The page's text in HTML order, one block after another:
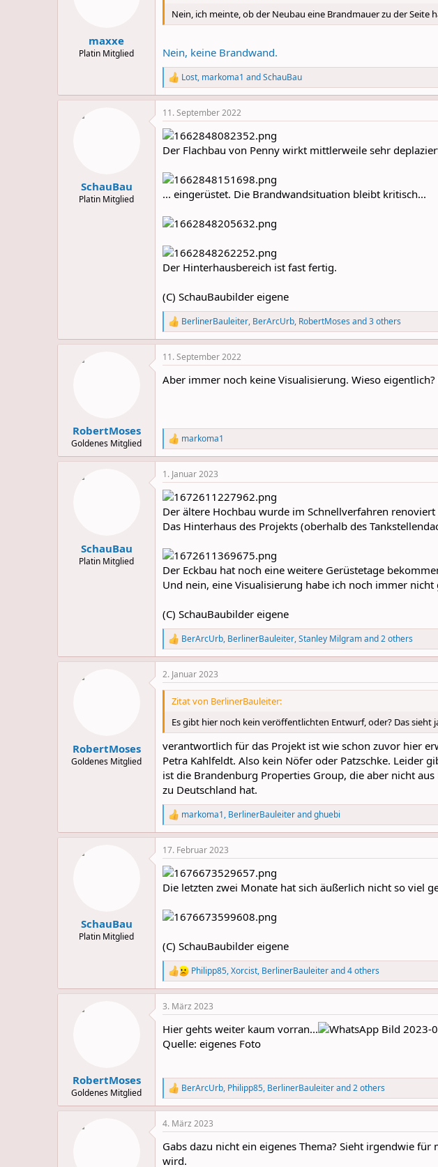
s
maxxe
Platin Mitglied
Nein, ich meinte, ob der Neubau eine Brandmauer zu der
Nein, keine Brandwand.
R
e
a
c
t
i
o
s
:
Lost, markoma1 andSchauBau
SchauBau
Platin Mitglied
11. September 2022
Der Flachbau von Penny wirkt mittlerweile sehr
... eingerüstet. Die Brandwandsituation bleibt kritisch...
Der Hinterhausbereich ist fast fertig.
(C) SchauBaubilder eigene
R
e
a
c
i
:
BerlinerBauleiter, BerArcUrb, RobertMoses and 3 others
RobertMoses
Goldenes Mitglied
11. September 2022
Aber immer noch keine Visualisierung. Wieso
R
e
a
c
t
i
o
n
s
markoma1
SchauBau
Platin Mitglied
1. Januar 2023
Der ältere Hochbau wurde im Schnellverfahren
Das Hinterhaus des Projekts (oberhalb des
Der Eckbau hat noch eine weitere Gerüstetage
Und nein, eine Visualisierung habe ich noch immer nicht
(C) SchauBaubilder eigene
R
e
a
c
t
s
:
BerArcUrb, BerlinerBauleiter,Stanley Milgramand 2 others
RobertMoses
Goldenes Mitglied
2. Januar 2023
Zitat von BerlinerBauleiter:
Es gibt hier noch kein veröffentlichten Entwurf, oder? Das
verantwortlich für das Projekt ist wie schon zuvor hier
Petra Kahlfeldt. Also kein Nöfer oder Patzschke. Leider
ist die Brandenburg Properties Group, die aber nicht
zu Deutschland hat.
R
e
a
c
t
i
o
s
:
markoma1, BerlinerBauleiterandghuebi
SchauBau
Platin Mitglied
17. Februar 2023
Die letzten zwei Monate hat sich äußerlich nicht so viel
(C) SchauBaubilder eigene
R
e
a
c
i
o
n
:
Philipp85,Xorcist, BerlinerBauleiterand 4 others
RobertMoses
Goldenes Mitglied
3. März 2023
Hier gehts weiter kaum vorran...
Quelle: eigenes Foto
R
e
a
c
i
o
BerArcUrb, Philipp85, BerlinerBauleiterand 2 others
4. März 2023
Gabs dazu nicht ein eigenes Thema? Sieht irgendwie
wird.